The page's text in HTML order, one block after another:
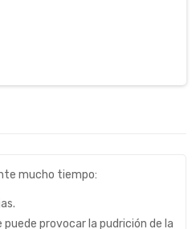
mucho tiempo:
provocar la pudrición de la